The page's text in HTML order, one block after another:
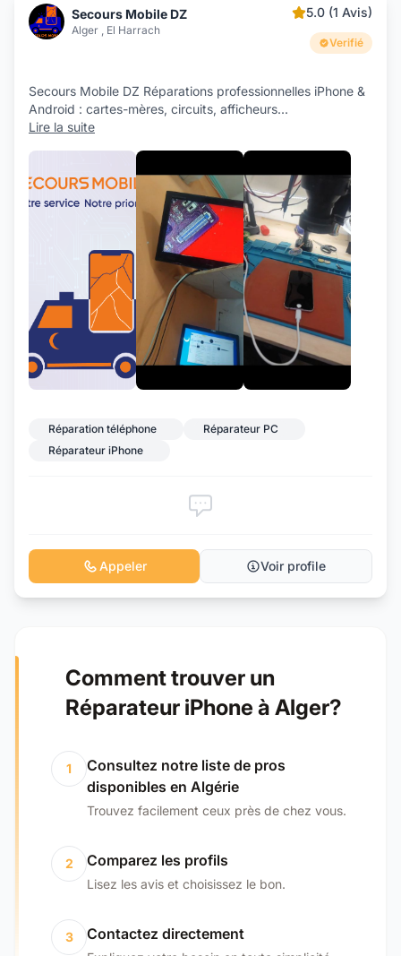
Secours Mobile DZ
Alger , El Harrach
5.0 (1 Avis)
Verifié
Secours Mobile DZ Réparations professionnelles iPhone &
Android : cartes-mères, circuits, afficheurs...
Lire la suite
Réparation téléphone
Réparateur PC
Réparateur iPhone
Appeler Voir profile
Comment trouver un
Réparateur iPhone à Alger?
1
Consultez notre liste de pros
disponibles en Algérie
Trouvez facilement ceux près de chez vous.
2 Comparez les profils
Lisez les avis et choisissez le bon.
3 Contactez directement